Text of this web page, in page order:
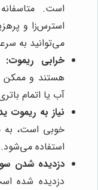
است.
استرس‌زا و
می‌توانید به
خرابی ریموت:
هستند و ممکن
آب یا اتمام
نیاز به ریموت
خوبی است،
استفاده می‌شود.
دزدیده شدن
دزدیده شده